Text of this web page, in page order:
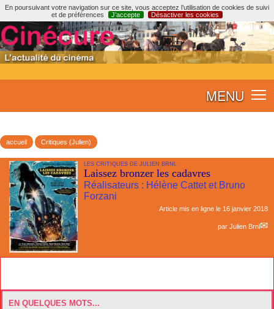
En poursuivant votre navigation sur ce site, vous acceptez l’utilisation de cookies de suivi
et de préférences
J’accepte Désactiver les cookies
MENU
accueil Critiques (Julien)
LES CRITIQUES DE JULIEN BRNL
Laissez bronzer les cadavres
Réalisateurs : Hélène Cattet et Bruno
Forzani
Article mis en ligne le 16 janvier 2018
par Julien Brnl
EN QUELQUES MOTS...